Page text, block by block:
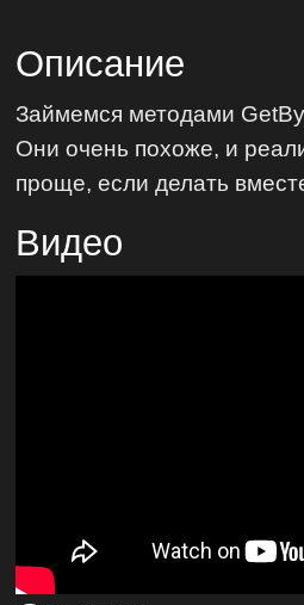
Описание
Займемся методами
Они очень похоже, и
проще, если делать
Видео